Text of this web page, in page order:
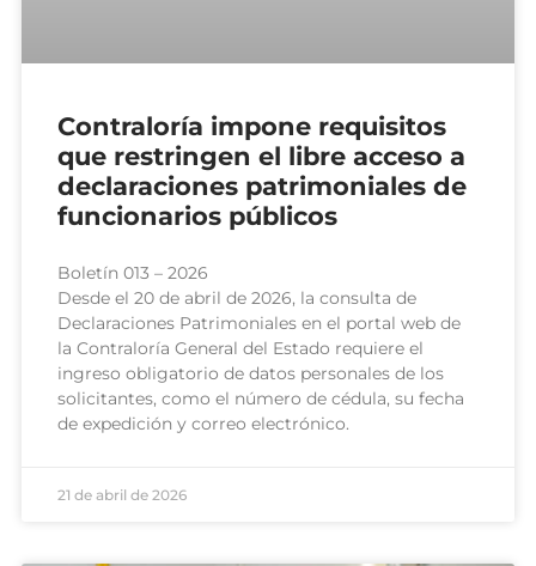
Contraloría impone requisitos
que restringen el libre acceso a
declaraciones patrimoniales de
funcionarios públicos
Boletín 013 – 2026
Desde el 20 de abril de 2026, la consulta de
Declaraciones Patrimoniales en el portal web de
la Contraloría General del Estado requiere el
ingreso obligatorio de datos personales de los
solicitantes, como el número de cédula, su fecha
de expedición y correo electrónico.
21 de abril de 2026